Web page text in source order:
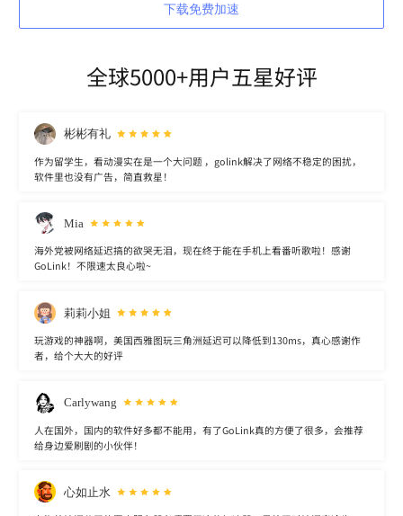
下载免费加速
全球5000+用户五星好评
彬彬有礼
作为留学生，看动漫实在是一个大问题 ，golink解决了网络不稳定的困扰，
软件里也没有广告，简直救星！
Mia
海外党被网络延迟搞的欲哭无泪，现在终于能在手机上看番听歌啦！感谢
GoLink！不限速太良心啦~
莉莉小姐
玩游戏的神器啊，美国西雅图玩三角洲延迟可以降低到130ms，真心感谢作
者，给个大大的好评
Carlywang
人在国外，国内的软件好多都不能用，有了GoLink真的方便了很多，会推荐
给身边爱刷剧的小伙伴！
心如止水